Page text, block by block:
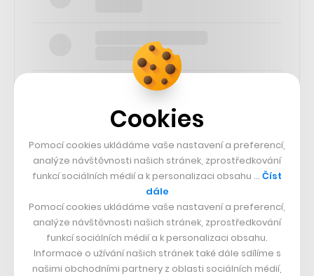
SLEDUJTE NÁS
73k
25k
65k
Cookies
Pomocí cookies ukládáme vaše nastavení a preferencí,
analýze návštěvnosti našich stránek, zprostředkování
funkcí sociálních médií a k personalizaci obsahu … Číst
dále
Pomocí cookies ukládáme vaše nastavení a preferencí,
analýze návštěvnosti našich stránek, zprostředkování
funkcí sociálních médií a k personalizaci obsahu.
Informace o užívání našich stránek také dále sdílíme s
našimi obchodními partnery z oblasti sociálních médií,